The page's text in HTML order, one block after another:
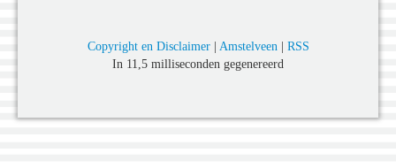
Copyright en Disclaimer| Amstelveen| RSS
In 11,5 milliseconden gegenereerd